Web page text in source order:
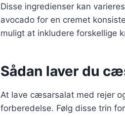
Disse ingredienser kan
avocado for en cremet
muligt at inkludere forskellige
Sådan laver du
At lave cæsarsalat med rejer
forberedelse. Følg disse trin